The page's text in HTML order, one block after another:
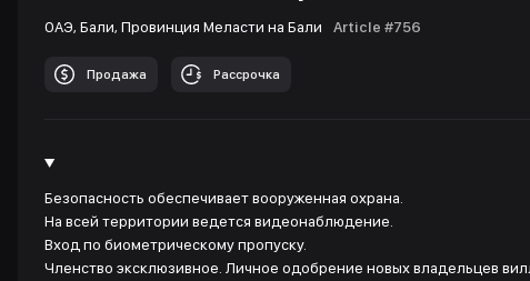
ОАЭ, Бали, Провинция Меласти на Бали Article #756
Продажа Рассрочка
Безопасность обеспечивает вооруженная охрана.
На всей территории ведется видеонаблюдение.
Вход по биометрическому пропуску.
Членство эксклюзивное. Личное одобрение новых владельцев